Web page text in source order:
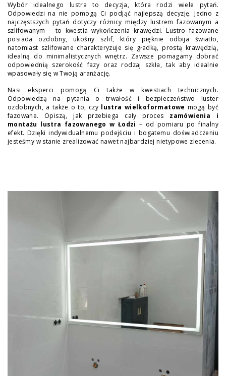
Wybór idealnego lustra to decyzja, która rodzi wiele pytań.
Odpowiedzi na nie pomogą Ci podjąć najlepszą decyzję. Jedno z
najczęstszych pytań dotyczy różnicy między lustrem fazowanym a
szlifowanym – to kwestia wykończenia krawędzi. Lustro fazowane
posiada ozdobny, ukośny szlif, który pięknie odbija światło,
natomiast szlifowane charakteryzuje się gładką, prostą krawędzią,
idealną do minimalistycznych wnętrz. Zawsze pomagamy dobrać
odpowiednią szerokość fazy oraz rodzaj szkła, tak aby idealnie
wpasowały się w Twoją aranżację.
Nasi eksperci pomogą Ci także w kwestiach technicznych.
Odpowiedzą na pytania o trwałość i bezpieczeństwo luster
ozdobnych, a także o to, czy lustra wielkoformatowe mogą być
fazowane. Opiszą, jak przebiega cały proces zamówienia i
montażu lustra fazowanego w Łodzi – od pomiaru po finalny
efekt. Dzięki indywidualnemu podejściu i bogatemu doświadczeniu
jesteśmy w stanie zrealizować nawet najbardziej nietypowe zlecenia.